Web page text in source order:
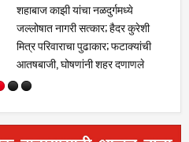
शहाबाज काझी यांचा नळदुर्गमध्ये
जल्लोषात नागरी सत्कार; हैदर कुरेशी
मित्र परिवाराचा पुढाकार; फटाक्यांची
आतषबाजी, घोषणांनी शहर दणाणले